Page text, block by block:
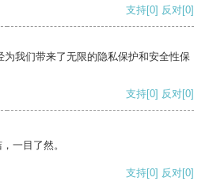
支持[0] 反对[0]
我们带来了无限的隐私保护和安全性保
支持[0] 反对[0]
一目了然。
支持[0] 反对[0]